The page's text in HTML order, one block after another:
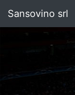
Sansovino srl